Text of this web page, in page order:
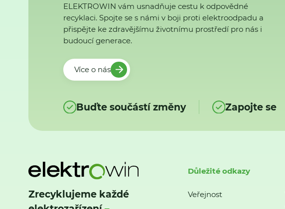
ELEKTROWIN vám usnadňuje cestu k odpovědné
recyklaci. Spojte se s námi v boji proti elektroodpadu a
přispějte ke zdravějšímu životnímu prostředí pro nás i
budoucí generace.
Více o nás
Buďte součástí změny Zapojte se
Zrecyklujeme každé
Důležité odkazy
Veřejnost